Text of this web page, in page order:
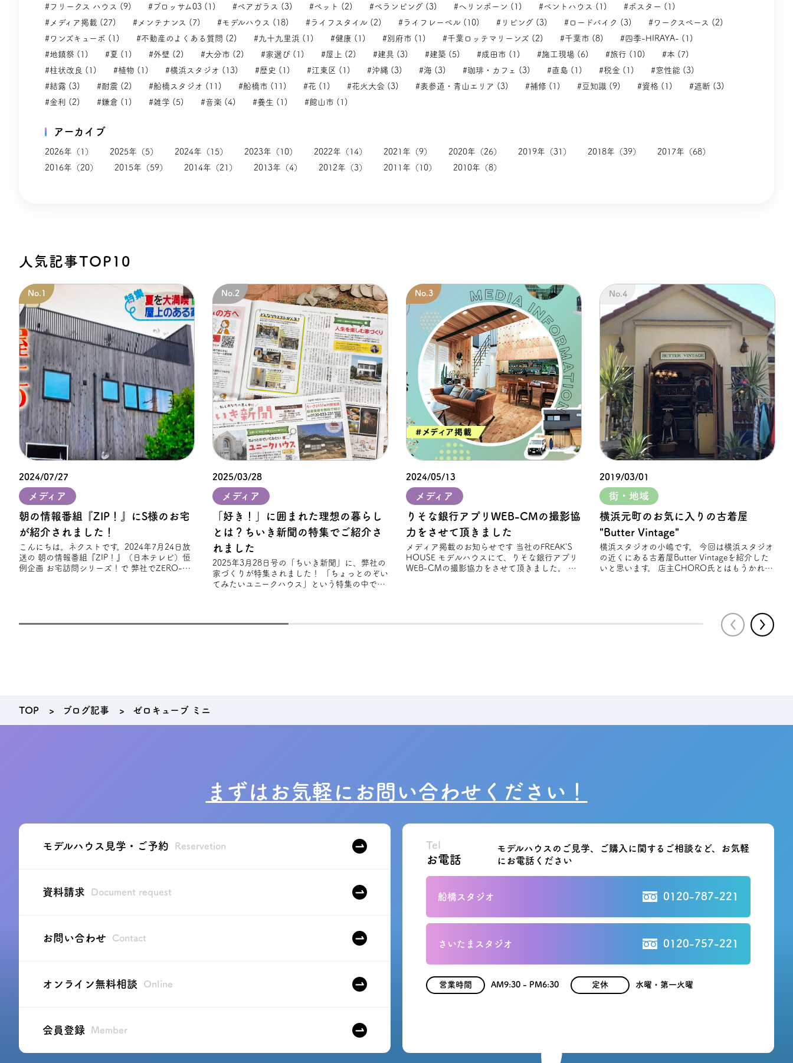
#フリークス ハウス (9)
#ブロッサム03 (1) #ペアガラス (3) #ペット (2) #べランピング (3) #ヘリンボーン (1) #ベントハウス (1)
#ポスター (1)
#メディア掲載 (27)
#メンテナンス (7) #モデルハウス (18) #ライフスタイル (2) #ライフレーベル (10) #リビング (3) #ロードバイク (3)
#ワークスペース (2)
#ワンズキューボ (1)
#不動産のよくある質問 (2) #九十九里浜 (1) #健康 (1) #別府市 (1) #千葉ロッテマリーンズ (2) #千葉市 (8)
#四季-HIRAYA- (1)
#地鎮祭 (1)
#夏 (1) #外壁 (2) #大分市 (2) #家選び (1) #屋上 (2) #建具 (3) #建築 (5) #成田市 (1) #施工現場 (6) #旅行 (10)
#本 (7)
#柱状改良 (1)
#植物 (1) #横浜スタジオ (13) #歴史 (1) #江東区 (1) #沖縄 (3) #海 (3) #珈琲・カフェ (3) #直島 (1) #税金 (1)
#窓性能 (3)
#結露 (3)
#耐震 (2) #船橋スタジオ (11) #船橋市 (11) #花 (1) #花火大会 (3) #表参道・青山エリア (3) #補修 (1) #豆知識 (9) #資格 (1)
#遮断 (3)
#金利 (2)
#鎌倉 (1) #雑学 (5) #音楽 (4) #養生 (1) #館山市 (1)
アーカイブ
2026年（1） 2025年（5） 2024年（15） 2023年（10） 2022年（14） 2021年（9） 2020年（26） 2019年（31） 2018年（39）
2017年（68）
2016年（20）
2015年（59） 2014年（21） 2013年（4） 2012年（3） 2011年（10） 2010年（8）
人気記事TOP10
2024/07/27
メディア
朝の情報番組『ZIP！』にS様のお宅
が紹介されました！
こんにちは。ネクストです。2024年7月24日放
送の 朝の情報番組『ZIP！』（日本テレビ）恒
例企画 お宅訪問シリーズ！で 弊社でZERO-
2025/03/28
メディア
「好き！」に囲まれた理想の暮らし
とは？ちいき新聞の特集でご紹介さ
れました
2025年3月28日号の「ちいき新聞」に、弊社の
家づくりが特集されました！ 「ちょっとのぞい
てみたいユニークハウス」という特集の中で、
2024/05/13
メディア
りそな銀⾏アプリWEB-CMの撮影協
力をさせて頂きました
メディア掲載のお知らせです 当社のFREAK'S
HOUSE モデルハウスにて、りそな銀⾏アプリ
WEB-CMの撮影協力をさせて頂きました。 春
2019/03/01
街・地域
横浜元町のお気に入りの古着屋
"Butter Vintage"
横浜スタジオの小嶋です。 今回は横浜スタジオ
の近くにある古着屋Butter Vintageを紹介した
いと思います。 店主CHORO氏とはもうかれこ
TOP ブログ記事 ゼロキューブ ミニ
まずはお気軽に お問い合わせください！
モデルハウス見学・ご予約 Reservetion
資料請求 Document request
お問い合わせ Contact
オンライン無料相談 Online
会員登録 Member
Tel
お電話
モデルハウスのご見学、ご購入に関する ご相談など、お気軽
にお電話ください
船橋スタジオ 0120-787-221
さいたまスタジオ 0120-757-221
営業時間 AM9:30 - PM6:30 定休 水曜・第一火曜